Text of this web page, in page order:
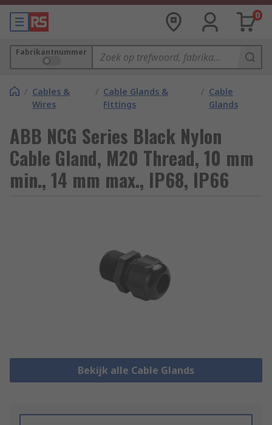
0
Fabrikantnummer
/ Cables &
Wires
/ Cable Glands &
Fittings
/ Cable
Glands
ABB NCG Series Black Nylon
Cable Gland, M20 Thread, 10 mm
min., 14 mm max., IP68, IP66
Bekijk alle Cable Glands